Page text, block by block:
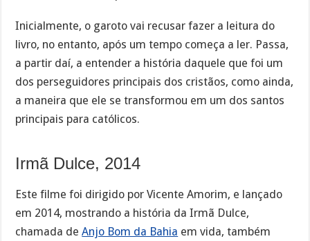
Inicialmente, o garoto vai recusar fazer a leitura do
livro, no entanto, após um tempo começa a ler. Passa,
a partir daí, a entender a história daquele que foi um
dos perseguidores principais dos cristãos, como ainda,
a maneira que ele se transformou em um dos santos
principais para católicos.
Irmã Dulce, 2014
Este filme foi dirigido por Vicente Amorim, e lançado
em 2014, mostrando a história da Irmã Dulce,
chamada deAnjo Bom da Bahia em vida, também